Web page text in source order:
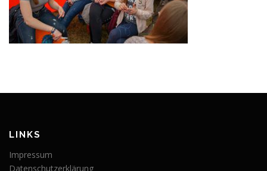
LINKS
Impressum
Datenschutzerklärung